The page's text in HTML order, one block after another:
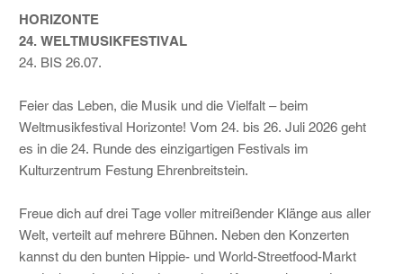
HORIZONTE
24. WELTMUSIKFESTIVAL
24. BIS 26.07.
Feier das Leben, die Musik und die Vielfalt – beim
Weltmusikfestival Horizonte! Vom 24. bis 26. Juli 2026 geht
es in die 24. Runde des einzigartigen Festivals im
Kulturzentrum Festung Ehrenbreitstein.
Freue dich auf drei Tage voller mitreißender Klänge aus aller
Welt, verteilt auf mehrere Bühnen. Neben den Konzerten
kannst du den bunten Hippie- und World-Streetfood-Markt